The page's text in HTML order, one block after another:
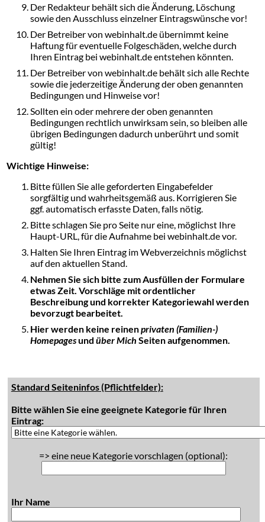
Der Redakteur behält sich die Änderung, Löschung
sowie den Ausschluss einzelner Eintragswünsche vor!
Der Betreiber von webinhalt.de übernimmt keine
Haftung für eventuelle Folgeschäden, welche durch
Ihren Eintrag bei webinhalt.de entstehen könnten.
Der Betreiber von webinhalt.de behält sich alle Rechte
sowie die jederzeitige Änderung der oben genannten
Bedingungen und Hinweise vor!
Sollten ein oder mehrere der oben genannten
Bedingungen rechtlich unwirksam sein, so bleiben alle
übrigen Bedingungen dadurch unberührt und somit
gültig!
Wichtige Hinweise:
Bitte füllen Sie alle geforderten Eingabefelder
sorgfältig und wahrheitsgemäß aus. Korrigieren Sie
ggf. automatisch erfasste Daten, falls nötig.
Bitte schlagen Sie pro Seite nur eine, möglichst Ihre
Haupt-URL, für die Aufnahme bei webinhalt.de vor.
Halten Sie Ihren Eintrag im Webverzeichnis möglichst
auf den aktuellen Stand.
Nehmen Sie sich bitte zum Ausfüllen der Formulare
etwas Zeit. Vorschläge mit ordentlicher
Beschreibung und korrekter Kategoriewahl werden
bevorzugt bearbeitet.
Hier werden keine reinenprivaten (Familien-)
Homepagesund über Mich Seiten aufgenommen.
Standard Seiteninfos (Pflichtfelder):
Bitte wählen Sie eine geeignete Kategorie für Ihren
Eintrag:
=> eine neue Kategorie vorschlagen (optional):
Ihr Name